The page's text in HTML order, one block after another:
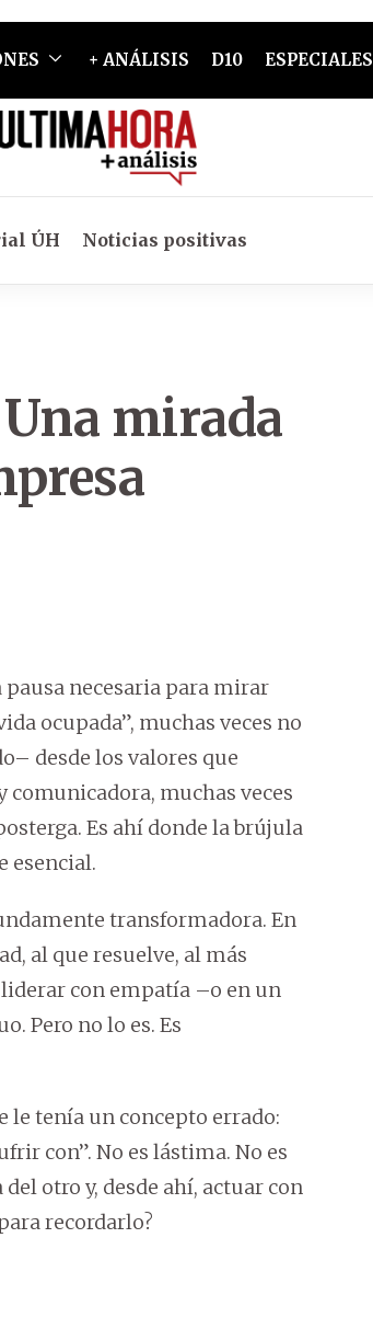
+ ANÁLISIS D10 ESPECIALES
ÚH Noticias positivas
mirada
necesaria para mirar
ocupada”, muchas veces no
desde los valores que
muchas veces
Es ahí donde la brújula
esencial.
transformadora. En
al que resuelve, al más
con empatía –o en un
Pero no lo es. Es
le tenía un concepto errado:
con”. No es lástima. No es
otro y, desde ahí, actuar con
recordarlo?